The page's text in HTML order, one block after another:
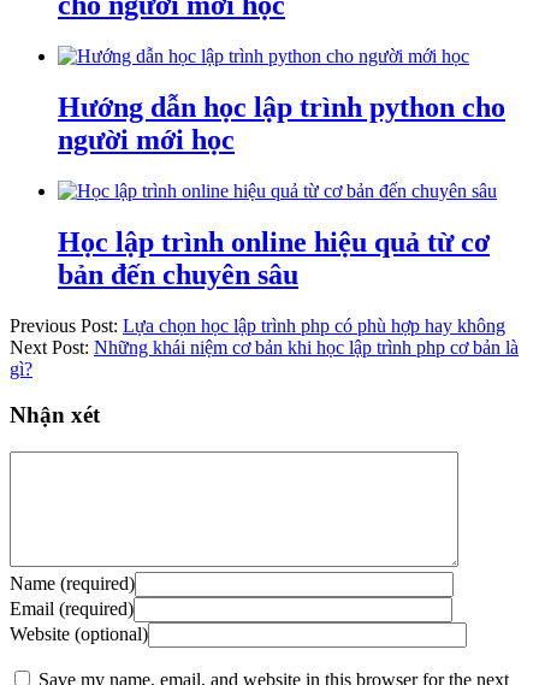
Hướng dẫn học lập trình python cho
người mới học
Học lập trình online hiệu quả từ cơ
bản đến chuyên sâu
Previous Post: Lựa chọn học lập trình php có phù hợp hay không
Next Post: Những khái niệm cơ bản khi học lập trình php cơ bản là
gì?
Nhận xét
Name (required)
Email (required)
Website (optional)
Save my name, email, and website in this browser for the next